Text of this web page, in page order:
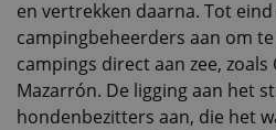
en vertrekken daarna. Tot
campingbeheerders aan om
campings direct aan zee, zoals
Mazarrón. De ligging aan het
hondenbezitters aan, die het